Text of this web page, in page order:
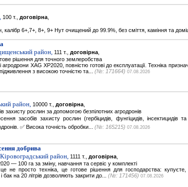
100 т., договірна
6+,7+, 8+, 9+ Нут очищений до 99.9%, без сміття, каміння та
район, 111 т., договірна
рішення для точного землеробства
XAG XP2020, повністю готові до експлуатації. Техніка
з високою точністю та... (№: 171664) 07.08.2026
район, 10000 т., договірна
захисту рослин за допомогою безпілотних агродронів
засобів захисту рослин (гербіцидів, фунгіцидів, інсектицидів та
✅ Висока точність обробки... (№: 165215) 07.08.2026
добрива
район, 1111 т., договірна
— 100 га за зміну, навчання та сервіс у комплекті
не просто техніка, це готове рішення для господарства:
бак на 20 літрів дозволяють закрити до... (№: 171456) 07.08.2026